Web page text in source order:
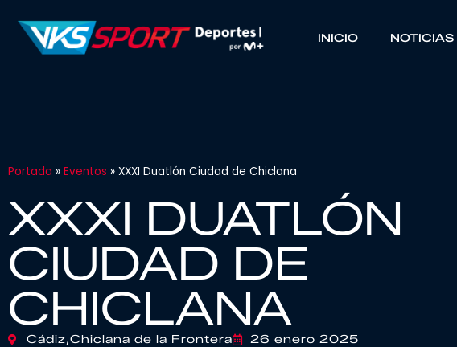
INICIO NOTICIAS
Portada » Eventos » XXXI Duatlón Ciudad de Chiclana
XXXI DUATLÓN
CIUDAD DE
CHICLANA
Cádiz,Chiclana de la Frontera 26 enero 2025